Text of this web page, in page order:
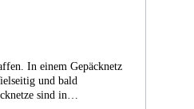
In einem Gepäcknetz
und bald
sind in